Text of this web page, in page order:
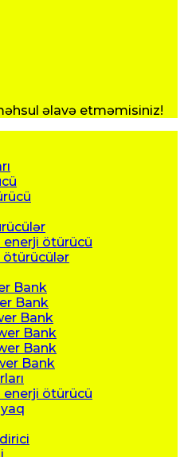
əlavə etməmisiniz!
ötürücü
ötürücülər
Bank
Bank
Bank
Bank
Bank
Bank
ötürücü